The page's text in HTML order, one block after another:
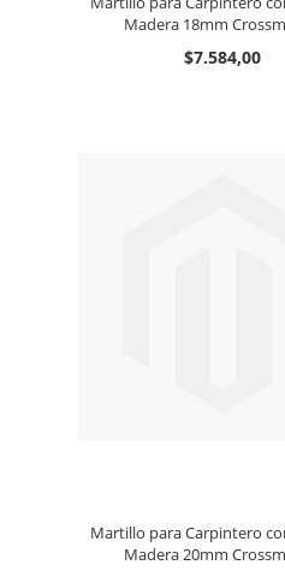
Madera 18mm
$7.584,00
Martillo para Carpintero
Madera 20mm